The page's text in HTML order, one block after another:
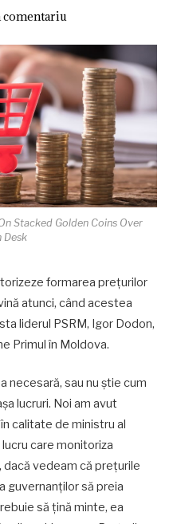
Stacked Golden Coins Over
Desk
formarea prețurilor
atunci, când acestea
liderul PSRM, Igor Dodon,
Primul în Moldova.
necesară, sau nu știe cum
lucruri. Noi am avut
calitate de ministru al
care monitoriza
dacă vedeam că prețurile
guvernanților să preia
să țină minte, ea